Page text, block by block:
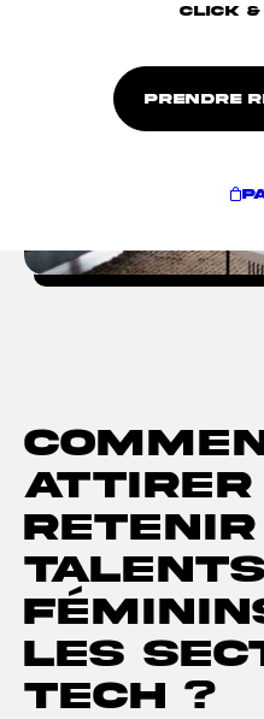
CLICK &
PRENDRE
attirer
retenir
talents
les
Tech ?